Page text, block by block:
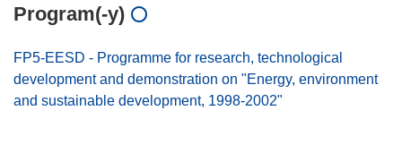
Program(-y)
FP5-EESD - Programme for research, technological
development and demonstration on "Energy, environment
and sustainable development, 1998-2002"